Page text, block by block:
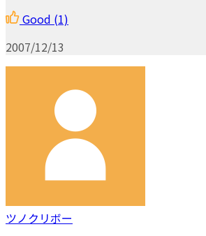
Good (1)
2007/12/13
ツノクリボー